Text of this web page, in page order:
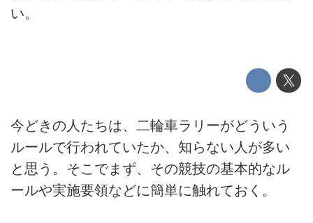
い。
今どきの人たちは、二輪車ラリーがどういう
ルールで行われていたか、知らない人が多い
と思う。そこでまず、その競技の基本的なル
ールや実施要領などに簡単に触れておく。